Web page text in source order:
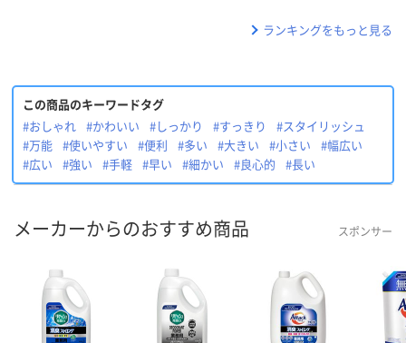
ランキングをもっと見る
この商品のキーワードタグ
#おしゃれ #かわいい #しっかり #すっきり
#スタイリッシュ
#万能 #使いやすい #便利 #多い #大きい #小さい
#幅広い
#広い
#強い #手軽 #早い #細かい #良心的 #長い
メーカーからのおすすめ商品 スポンサー